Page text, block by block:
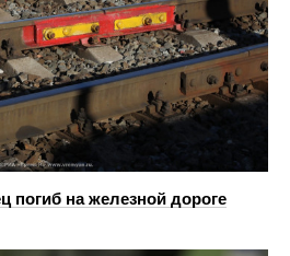
погиб на железной дороге